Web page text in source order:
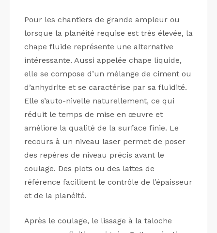
Pour les chantiers de grande ampleur ou
lorsque la planéité requise est très élevée, la
chape fluide représente une alternative
intéressante. Aussi appelée chape liquide,
elle se compose d’un mélange de ciment ou
d’anhydrite et se caractérise par sa fluidité.
Elle s’auto-nivelle naturellement, ce qui
réduit le temps de mise en œuvre et
améliore la qualité de la surface finie. Le
recours à un niveau laser permet de poser
des repères de niveau précis avant le
coulage. Des plots ou des lattes de
référence facilitent le contrôle de l’épaisseur
et de la planéité.
Après le coulage, le lissage à la taloche